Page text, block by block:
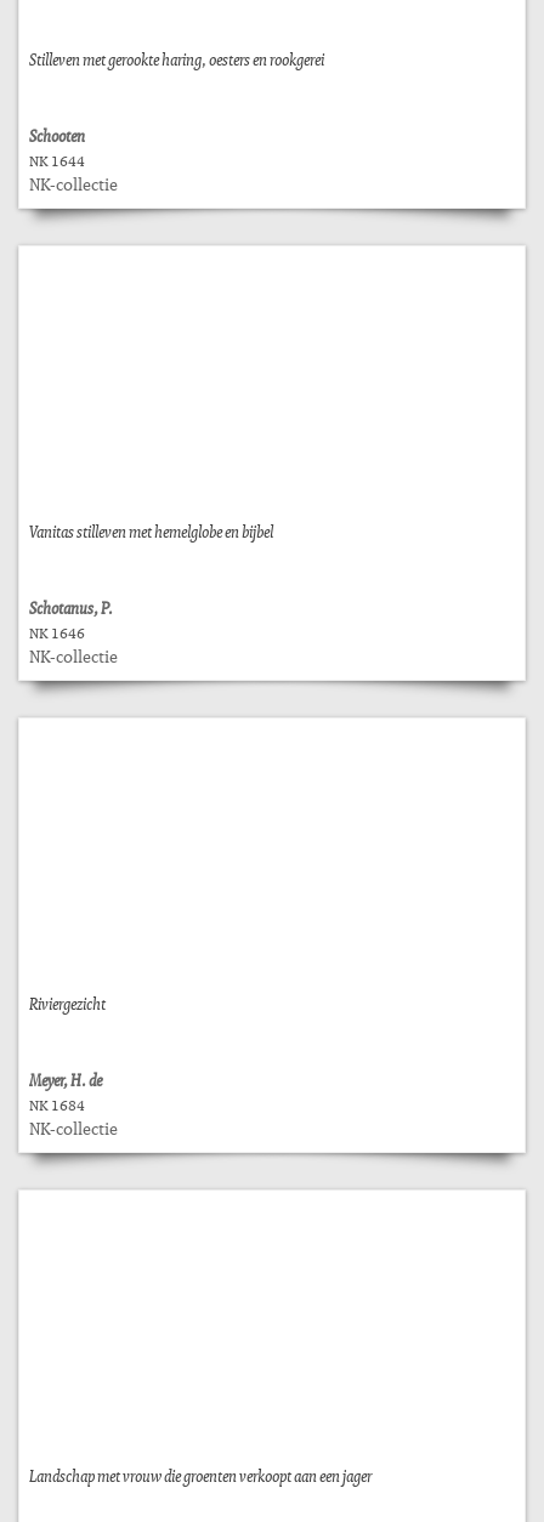
Stilleven met gerookte haring, oesters en rookgerei
Schooten
NK 1644
NK-collectie
Vanitas stilleven met hemelglobe en bijbel
Schotanus, P.
NK 1646
NK-collectie
Riviergezicht
Meyer, H. de
NK 1684
NK-collectie
Landschap met vrouw die groenten verkoopt aan een jager